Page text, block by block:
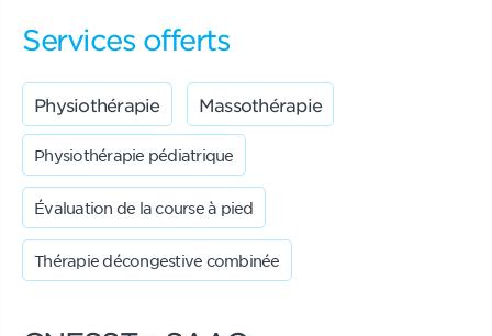
Services offerts
Physiothérapie Massothérapie
Physiothérapie pédiatrique
Évaluation de la course à pied
Thérapie décongestive combinée